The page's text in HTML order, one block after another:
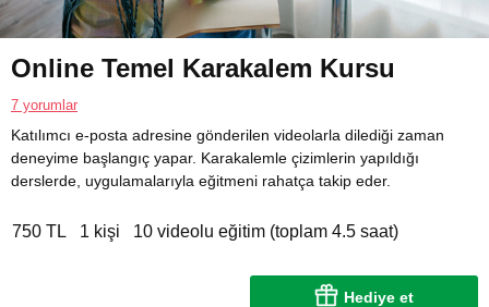
Online Temel Karakalem Kursu
7 yorumlar
Katılımcı e-posta adresine gönderilen videolarla dilediği zaman
deneyime başlangıç yapar. Karakalemle çizimlerin yapıldığı
derslerde, uygulamalarıyla eğitmeni rahatça takip eder.
750 TL 1 kişi 10 videolu eğitim (toplam 4.5 saat)
Hediye et